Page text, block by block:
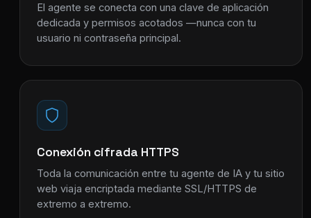
El agente se conecta con una clave de aplicación
dedicada y permisos acotados —nunca con tu
usuario ni contraseña principal.
Conexión cifrada HTTPS
Toda la comunicación entre tu agente de IA y tu sitio
web viaja encriptada mediante SSL/HTTPS de
extremo a extremo.